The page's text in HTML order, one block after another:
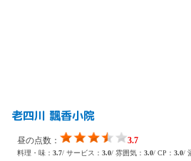
老四川 飄香小院